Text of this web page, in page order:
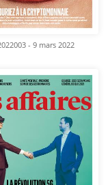
- 9 mars 2022